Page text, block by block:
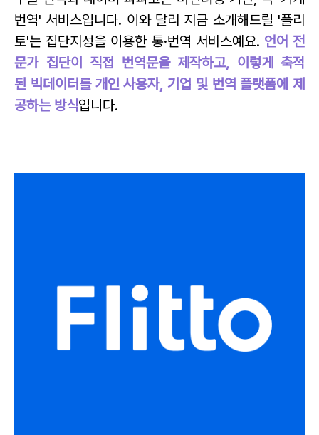
번역' 서비스입니다. 이와 달리 지금 소개해드릴 '플리
토'는 집단지성을 이용한 통·번역 서비스예요. 언어 전
문가 집단이 직접 번역문을 제작하고, 이렇게 축적
된 빅데이터를 개인 사용자, 기업 및 번역 플랫폼에 제
공하는 방식입니다.